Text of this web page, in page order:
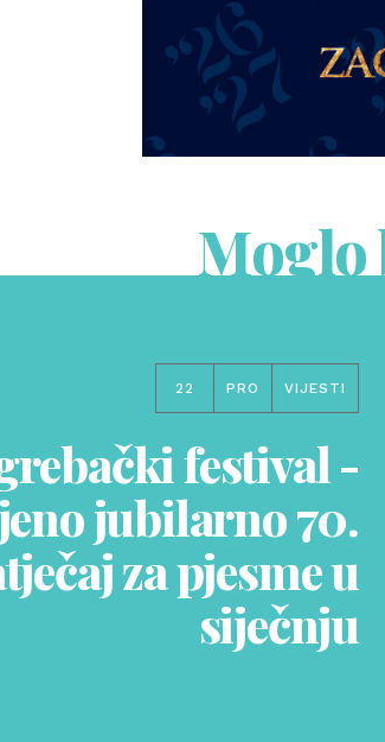
Moglo
22 PRO VIJESTI
festival -
jubilarno 70.
za pjesme u
siječnju